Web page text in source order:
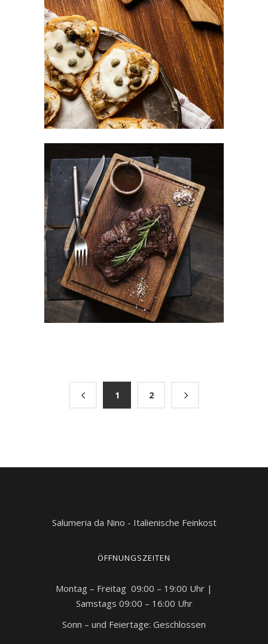
Mushrooms Bites
BURGER
Different Taste
BURGER
1 2
Salumeria da Nino - Italienische Feinkost
ÖFFNUNGSZEITEN
Montag – Freitag 09:00 – 19:00 Uhr |
Samstags 09:00 – 16:00 Uhr
Sonn – und Feiertage: Geschlossen